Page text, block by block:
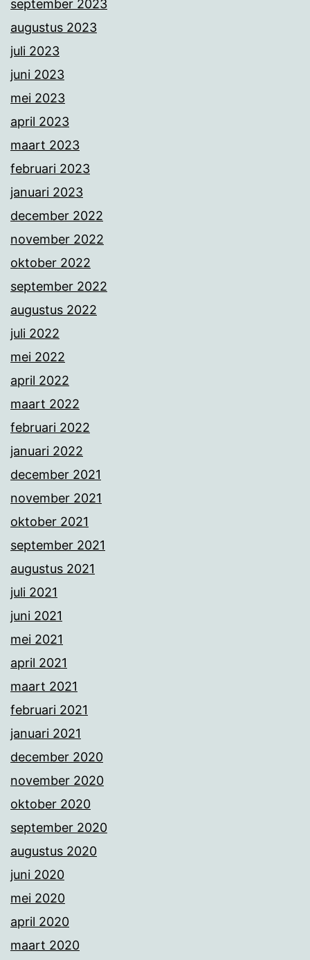
september 2023
augustus 2023
juli 2023
juni 2023
mei 2023
april 2023
maart 2023
februari 2023
januari 2023
december 2022
november 2022
oktober 2022
september 2022
augustus 2022
juli 2022
mei 2022
april 2022
maart 2022
februari 2022
januari 2022
december 2021
november 2021
oktober 2021
september 2021
augustus 2021
juli 2021
juni 2021
mei 2021
april 2021
maart 2021
februari 2021
januari 2021
december 2020
november 2020
oktober 2020
september 2020
augustus 2020
juni 2020
mei 2020
april 2020
maart 2020